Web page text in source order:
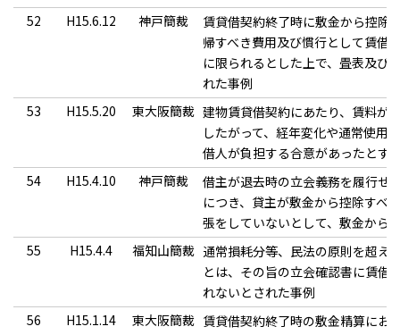
52
H15.6.12 神戸簡裁
賃貸借契約終了時に敷金から控除
帰すべき費用及び慣行として賃借
に限られるとした上で、畳表及び
れた事例
53
H15.5.20 東大阪簡裁 建物賃貸借契約にあたり、賃料が
したがって、経年変化や通常使用
借人が負担する合意があったとす
54
H15.4.10 神戸簡裁
借主が退去時の立会義務を履行せ
につき、貸主が敷金から控除すべ
張をしていないとして、敷金から
55
H15.4.4 福知山簡裁 通常損耗分等、民法の原則を超え
とは、その旨の立会確認書に賃借
れないとされた事例
56
H15.1.14 東大阪簡裁 賃貸借契約終了時の敷金精算にお